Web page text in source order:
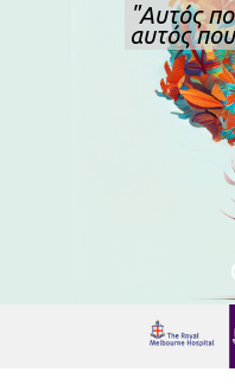
"Αυτός
αυτός